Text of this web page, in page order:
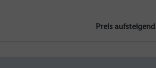
Preis aufsteigend